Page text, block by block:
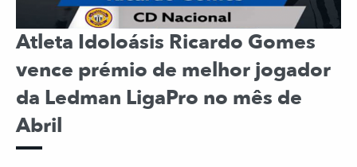
Atleta Idoloásis Ricardo Gomes
vence prémio de melhor jogador
da Ledman LigaPro no mês de
Abril